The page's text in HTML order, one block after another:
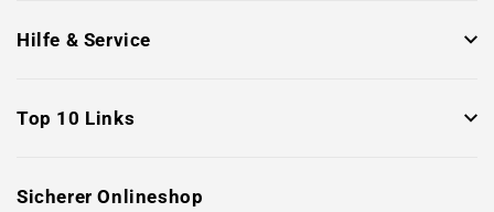
Hilfe & Service
Top 10 Links
Sicherer Onlineshop